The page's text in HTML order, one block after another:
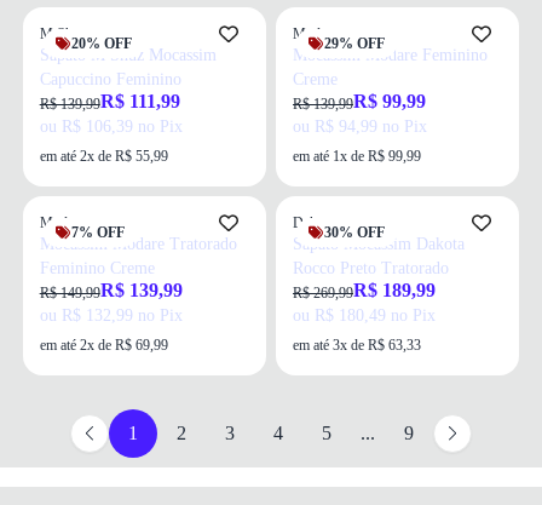
20% OFF
M Shuz
Sapato M Shuz Mocassim
Capuccino Feminino
R$ 139,99R$ 111,99
ou R$ 106,39 no Pix
em até 2x de R$ 55,99
29% OFF
Modare
Mocassim Modare Feminino
Creme
R$ 139,99R$ 99,99
ou R$ 94,99 no Pix
em até 1x de R$ 99,99
7% OFF
Modare
Mocassim Modare Tratorado
Feminino Creme
R$ 149,99R$ 139,99
ou R$ 132,99 no Pix
em até 2x de R$ 69,99
30% OFF
Dakota
Sapato Mocassim Dakota
Rocco Preto Tratorado
R$ 269,99R$ 189,99
ou R$ 180,49 no Pix
em até 3x de R$ 63,33
1 2 3 4 5 ... 9